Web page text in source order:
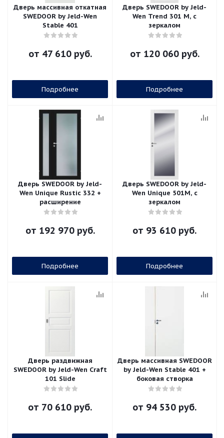
Дверь массивная откатная
SWEDOOR by Jeld-Wen
Stable 401
от 47 610 руб.
Подробнее
Дверь SWEDOOR by Jeld-
Wen Trend 301 M, с
зеркалом
от 120 060 руб.
Подробнее
Дверь SWEDOOR by Jeld-
Wen Unique Rustic 332 +
расширение
от 192 970 руб.
Подробнее
Дверь SWEDOOR by Jeld-
Wen Unique 501M, с
зеркалом
от 93 610 руб.
Подробнее
Дверь раздвижная
SWEDOOR by Jeld-Wen Craft
101 Slide
от 70 610 руб.
Дверь массивная SWEDOOR
by Jeld-Wen Stable 401 +
боковая створка
от 94 530 руб.